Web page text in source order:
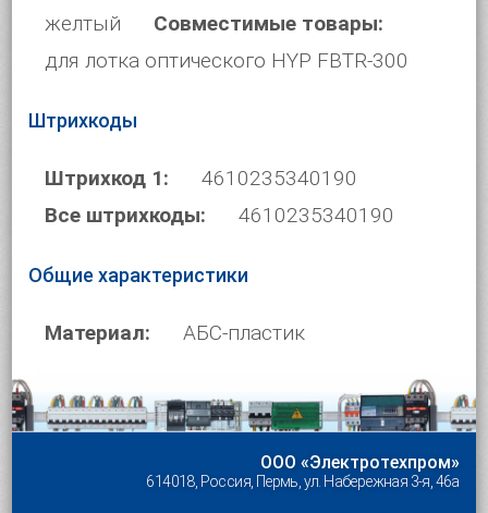
желтый
Совместимые товары:
для лотка оптического HYP FBTR-300
Штрихкоды
Штрихкод 1:
4610235340190
Все штрихкоды:
4610235340190
Общие характеристики
Материал: АБС-пластик
ООО «Электротехпром»
614018, Россия, Пермь, ул. Набережная 3-я, 46а